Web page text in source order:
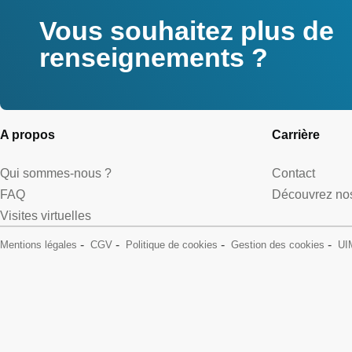
Vous souhaitez plus de
renseignements ?
A propos
Qui sommes-nous ?
FAQ
Visites virtuelles
Carrière
Contact
Découvrez
Mentions légales CGV Politique de cookies Gestion des cookies